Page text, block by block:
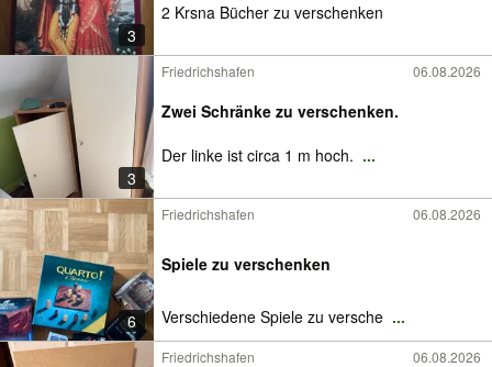
3
2 Krsna Bücher zu verschenken
3
Friedrichshafen 06.08.2026
Zwei Schränke zu verschenken.
Der linke ist circa 1 m hoch. ...
6
Friedrichshafen 06.08.2026
Spiele zu verschenken
Verschiedene Spiele zu versche ...
Friedrichshafen 06.08.2026